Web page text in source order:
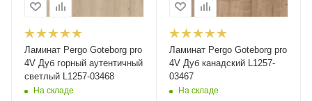
Ламинат Pergo Goteborg pro
4V Дуб горный аутентичный
светлый L1257-03468
На складе
Ламинат Pergo Goteborg pro
4V Дуб канадский L1257-
03467
На складе